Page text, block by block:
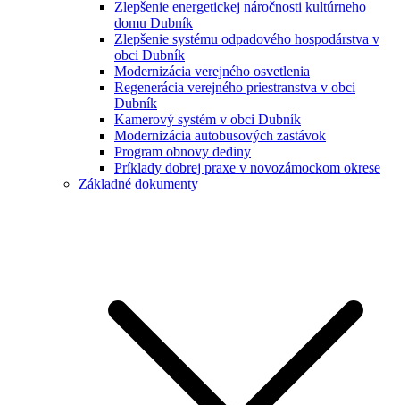
Zlepšenie energetickej náročnosti kultúrneho
domu Dubník
Zlepšenie systému odpadového hospodárstva v
obci Dubník
Modernizácia verejného osvetlenia
Regenerácia verejného priestranstva v obci
Dubník
Kamerový systém v obci Dubník
Modernizácia autobusových zastávok
Program obnovy dediny
Príklady dobrej praxe v novozámockom okrese
Základné dokumenty